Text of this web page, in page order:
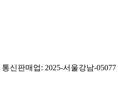
통신판매업: 2025-서울강남-05077